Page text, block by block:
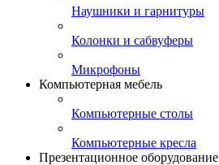
Наушники и гарнитуры
Колонки и сабвуферы
Микрофоны
Компьютерная мебель
Компьютерные столы
Компьютерные кресла
Презентационное оборудование